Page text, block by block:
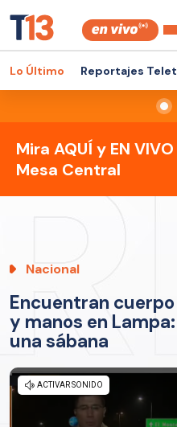
Lo Último Reportajes
Mira AQUÍ y EN
Mesa Central
Nacional
Encuentran
y manos en
una sábana